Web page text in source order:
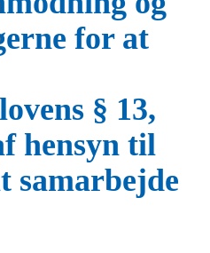
for at
§ 13,
hensyn til
samarbejde